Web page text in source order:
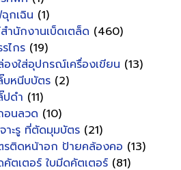
กเฉิน (1)
นักงานเบ็ดเตล็ด (460)
ไกร (19)
องใส่อุปกรณ์เครื่องเขียน (13)
บหนีบบัตร (2)
ปดำ (11)
อนลวด (10)
าะรู ที่ตัดมุมบัตร (21)
รติดหน้าอก ป้ายคล้องคอ (13)
คัตเตอร์ ใบมีดคัตเตอร์ (81)